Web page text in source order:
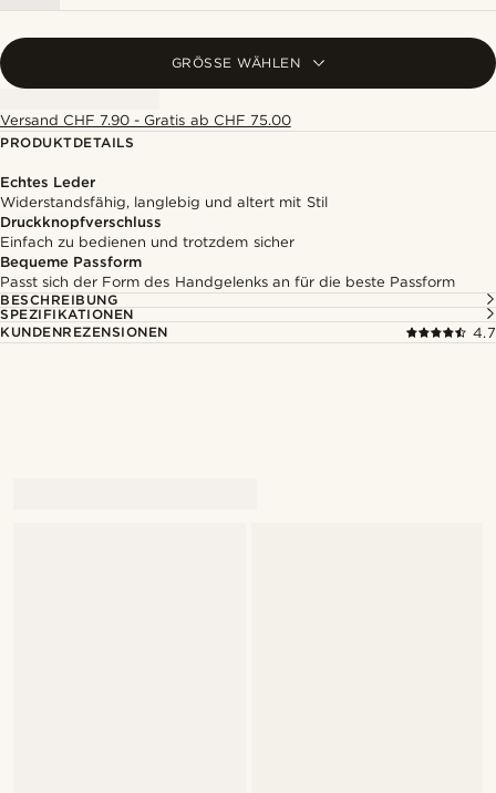
GRÖSSE WÄHLEN
Versand CHF 7.90 - Gratis ab CHF 75.00
PRODUKTDETAILS
Echtes Leder
Widerstandsfähig, langlebig und altert mit Stil
Druckknopfverschluss
Einfach zu bedienen und trotzdem sicher
Bequeme Passform
Passt sich der Form des Handgelenks an für die beste Passform
BESCHREIBUNG
SPEZIFIKATIONEN
KUNDENREZENSIONEN
4.7